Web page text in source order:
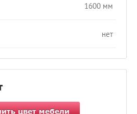
1600 мм
нет